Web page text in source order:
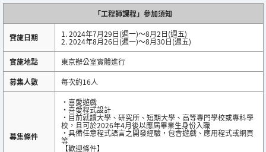
「工程師課程」參加須知
實施日期 1. 2024年7月29日(週一)～8月2日(週五)
2. 2024年8月26日(週一)～8月30日(週五)
實施地點
東京辦公室實體進行
募集人數
每次約16人
募集條件
・喜愛遊戲
・喜愛程式設計
・目前就讀大學、研究所、短期大學、高等專門學校或專科學
校，且可於2026年4月後以應屆畢業生身份入職
・具備任意程式語言之開發經驗，包含遊戲、應用程式或網頁
等
【歡迎條件】